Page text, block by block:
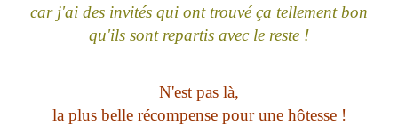
car j'ai des invités qui ont trouvé ça tellement bon
qu'ils sont repartis avec le reste !
N'est pas là,
la plus belle récompense pour une hôtesse !